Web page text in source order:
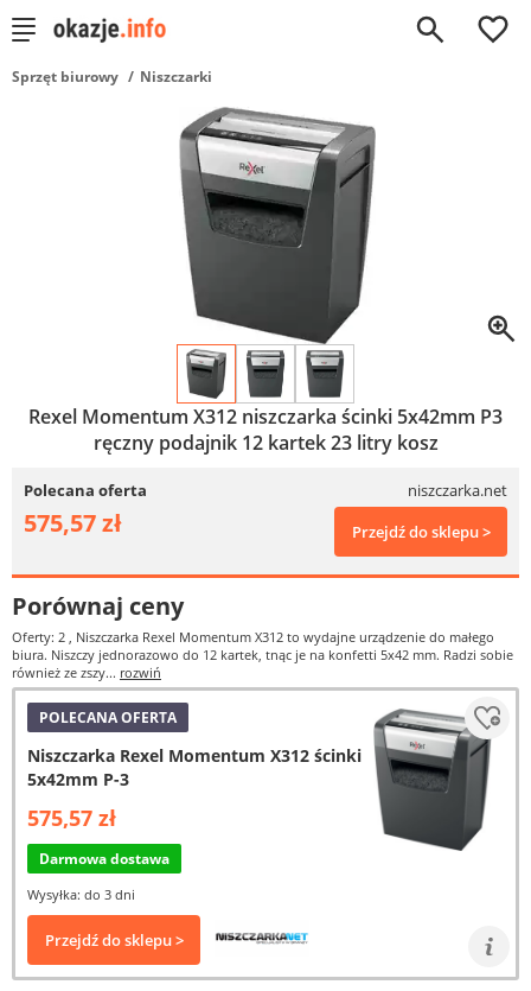
0
Sprzęt biurowy Niszczarki
Rexel Momentum X312 niszczarka ścinki 5x42mm P3
ręczny podajnik 12 kartek 23 litry kosz
Polecana oferta niszczarka.net
575,57 zł Przejdź do sklepu >
Porównaj ceny
Oferty: 2 , Niszczarka Rexel Momentum X312 to wydajne urządzenie do małego
biura. Niszczy jednorazowo do 12 kartek, tnąc je na konfetti 5x42 mm. Radzi sobie
również ze zszy... rozwiń
POLECANA OFERTA
Niszczarka Rexel Momentum X312 ścinki
5x42mm P-3
575,57 zł
Darmowa dostawa
Wysyłka: do 3 dni
Przejdź do sklepu >